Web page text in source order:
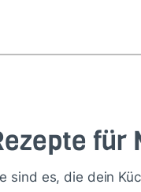
für
sind es, die dein